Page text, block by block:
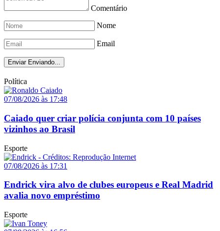
Comentário
Nome
Email
Enviar Enviando...
Política
07/08/2026 às 17:48
Caiado quer criar polícia conjunta com 10 países
vizinhos ao Brasil
Esporte
07/08/2026 às 17:31
Endrick vira alvo de clubes europeus e Real Madrid
avalia novo empréstimo
Esporte